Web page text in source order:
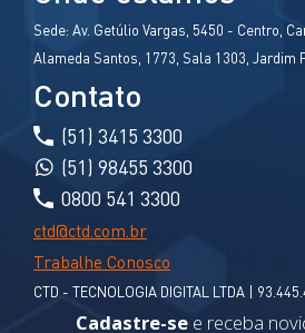
Sede: Av. Getúlio Vargas, 5450 - Centro,
Alameda Santos, 1773, Sala 1303, Jardim
Contato
(51) 3415 3300
(51) 98455 3300
0800 541 3300
ctd@ctd.com.br
Trabalhe Conosco
CTD - TECNOLOGIA DIGITAL LTDA |
Cadastre-see receba